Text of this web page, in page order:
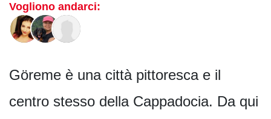
Vogliono andarci:
Göreme è una città pittoresca e il
centro stesso della Cappadocia. Da qui